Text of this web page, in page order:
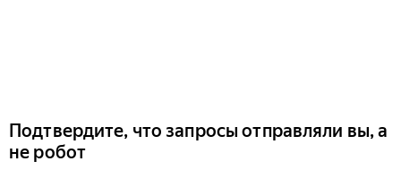
Подтвердите, что запросы отправляли вы, а
не робот